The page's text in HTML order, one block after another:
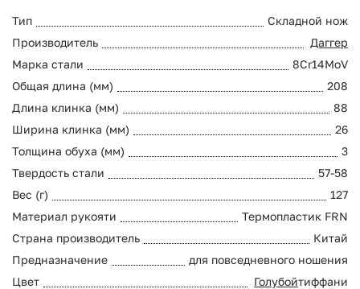
Тип
Складной нож
Производитель
Даггер
Марка стали
8Cr14MoV
Общая длина (мм)
208
Длина клинка (мм)
88
Ширина клинка (мм)
26
Толщина обуха (мм)
3
Твердость стали
57-58
Вес (г)
127
Материал рукояти
Термопластик FRN
Страна производитель
Китай
Предназначение
для повседневного ношения
Цвет
Голубойтиффани